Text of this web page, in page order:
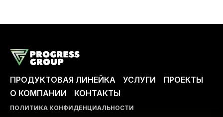
ПРОДУКТОВАЯ ЛИНЕЙКА УСЛУГИ
ПРОЕКТЫ
О КОМПАНИИ
КОНТАКТЫ
ПОЛИТИКА КОНФИДЕНЦИАЛЬНОСТИ